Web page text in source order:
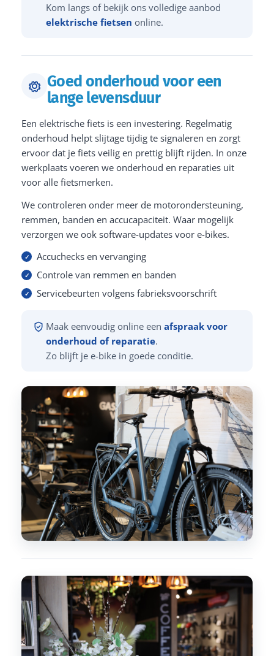
Kom langs of bekijk ons volledige aanbod
elektrische fietsen online.
Goed onderhoud voor een
lange levensduur
Een elektrische fiets is een investering. Regelmatig
onderhoud helpt slijtage tijdig te signaleren en zorgt
ervoor dat je fiets veilig en prettig blijft rijden. In onze
werkplaats voeren we onderhoud en reparaties uit
voor alle fietsmerken.
We controleren onder meer de motorondersteuning,
remmen, banden en accucapaciteit. Waar mogelijk
verzorgen we ook software-updates voor e-bikes.
Accuchecks en vervanging
Controle van remmen en banden
Servicebeurten volgens fabrieksvoorschrift
Maak eenvoudig online een afspraak voor
onderhoud of reparatie.
Zo blijft je e-bike in goede conditie.